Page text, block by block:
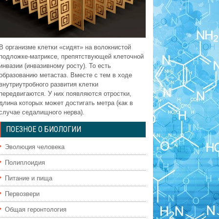
организме клетки «сидят» на волокнистой
матриксе, препятствующей клеточной
(инвазивному росту). То есть
метастаз. Вместе с тем в ходе
развития клетки
У них появляются отростки,
которых может достигать метра (как в
седалищного нерва).
ПОЕЗНОЕ О БИОЛОГИИ
Эволюция человека
Полиплоидия
Питание и пища
Первозвери
Общая геронтология